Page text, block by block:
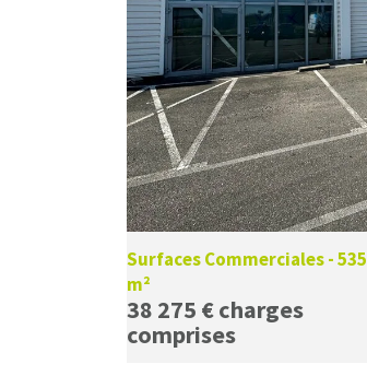
Surfaces Commerciales - 535
m²
38 275 € charges
comprises